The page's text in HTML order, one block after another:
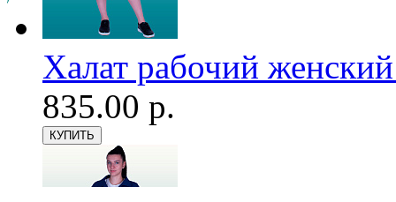
Халат рабочий
835.00 р.